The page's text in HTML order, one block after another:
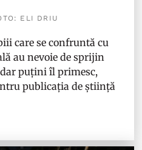
ELI DRIU
care se confruntă cu
au nevoie de sprijin
puțini îl primesc,
publicația de știință